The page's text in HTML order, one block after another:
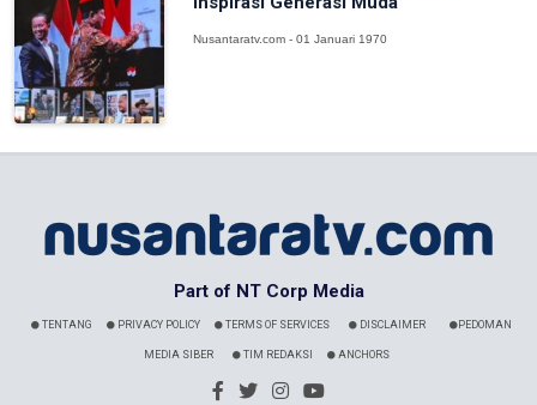
Nusantaratv.com - 01 Januari 1970
Part of NT Corp Media
TENTANG PRIVACY POLICY TERMS OF SERVICES DISCLAIMER PEDOMAN
MEDIA SIBER TIM REDAKSI ANCHORS